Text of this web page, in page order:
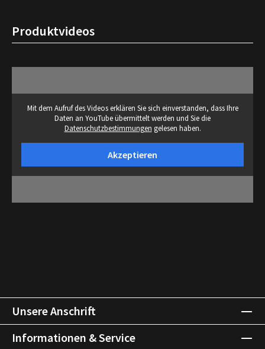
Produktvideos
Mit dem Aufruf des Videos erklären Sie sich einverstanden, dass Ihre
Daten an YouTube übermittelt werden und Sie die
Datenschutzbestimmungen gelesen haben.
Akzeptieren
Unsere Anschrift
Informationen & Service